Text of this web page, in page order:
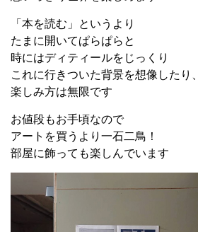
「本を読む」というより
たまに開いてぱらぱらと
時にはディティールをじっくり
これに行きついた背景を想像したり、
楽しみ方は無限です
お値段もお手頃なので
アートを買うより一石二鳥！
部屋に飾っても楽しんでいます